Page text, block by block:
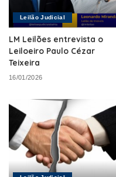
Leilão Judicial
LM Leilões entrevista o
Leiloeiro Paulo Cézar
Teixeira
16/01/2026